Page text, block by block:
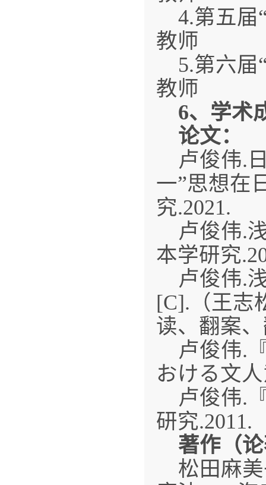
4.第五届
教师
5.第六
教师
6、学术
论文：
卢俊伟.
一”思想在
究.2021.
卢俊伟.
本学研究
卢俊伟.
[C].（王志
读、翻案
卢俊伟.
おける文
卢俊伟.
研究.2011.
著作（
松田麻